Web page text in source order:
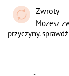
Zwroty
Możesz
przyczyny.